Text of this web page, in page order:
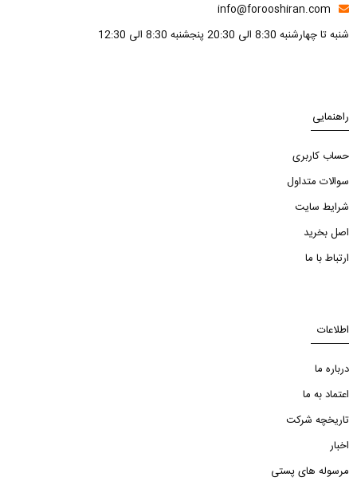
info@forooshiran.com
شنبه تا چهارشنبه 8:30 الی 20:30 پنجشنبه 8:30 الی 12:30
راهنمایی
حساب کاربری
سوالات متداول
شرایط سایت
اصل بخرید
ارتباط با ما
اطلاعات
درباره ما
اعتماد به ما
تاریخچه شرکت
اخبار
مرسوله های پستی